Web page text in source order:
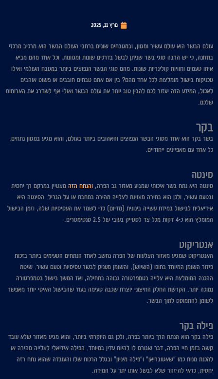
מרץ 11, 2025
עולם הבשר הוא עולם עשיר ומגוון, ובמטבחים שונים ברחבי העולם הבשר הוא מרכיב מרכזי
בתזונה, כי יש הרבה סוגי בשר שניתן לבשל בדרכים שונות ומגוונות, וכל אחד מהם מביא
איתו טעמים וחוויות קולינריות שונות. מהם סוגי הבשר הנפוצים ביותר במטבח העולמי ואילו
טכניקות בישול מומלצות לכל אחד מהם? בין אם אתם טבחים חובבים או פשוט אוהבים
לאכול, המידע הזה יעזור לכם להבין טוב יותר את עולם הבשר ואולי אף לשדרג את הארוחות
שלכם.
בקר
בשר בקר הוא אחד מסוגי הבשר הנפוצים והאהובים ביותר בעולם, והוא מגיע במגוון נתחים,
כל אחד עם מאפיינים ייחודיים.
סינטה
סינטה היא נתח בשר איכותי שמגיע מאזור גב הפרה, והנתח הזה מצטיין במרקם רך יחסית
ובטעם עשיר, ולכן הוא בחירה מצוינת לצלייה מהירה במחבת או על הגריל. הסינטה היא
אידיאלית לבישול במידת עשייה בינונית (מדיום) כדי לשמר את העסיסיות שלה, וזמן הבישול
המומלץ הוא כ-4 דקות מכל צד לסטייק בעובי של 2.5 סנטימטרים.
אנטריקוט
האנטריקוט שמגיע מאזור הצלעות של הפרה נחשב לאחד הנתחים הטעימים ביותר בזכות
פיזור השומן המיוחד בתוכו (השיוש), והשומן מעניק לבשר עסיסיות וטעם עשיר. שיטת
ההכנה המומלצת היא צלייה בטמפרטורה גבוהה בתחילה, ואז המשך בישול בטמפרטורה
נמוכה יותר. הקרשת החלק החיצוני יוצרת שכבה טעימה בעוד שהבישול האיטי יותר מאפשר
לשומן להתמוסס לתוך הבשר.
פילה בקר
פילה בקר הוא הנתח הרך ביותר בפרה, ולכן גם היוקרתי ביותר, והוא מגיע מאזור שלא עובד
קשה בזמן חיי הפרה, דבר שגורם לו להיות עדין במיוחד. הפילה אידיאלי לצלייה מהירה או
להכנת מנות כמו "שאטובריאן" ו"פילה מיניון" ובגלל הרכות שלו והעובדה שהוא נתח רזה
יחסית, כדאי להיזהר שלא לבשל אותו יתר על המידה.